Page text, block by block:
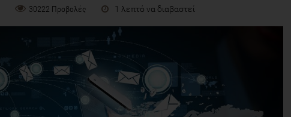
30222 Προβολές 1 λεπτό να διαβαστεί